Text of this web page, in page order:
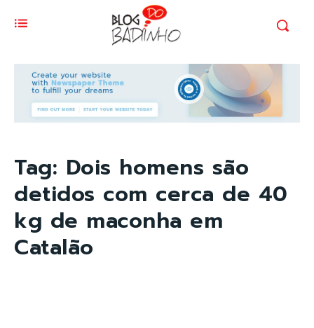
Tag: Dois homens são
detidos com cerca de 40
kg de maconha em
Catalão